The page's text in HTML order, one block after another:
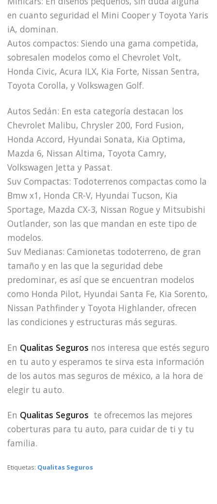
en cuanto seguridad el Mini Cooper y Toyota Yaris
iA, dominan.
Autos compactos: Siendo una gama competida,
sobresalen modelos como el Chevrolet Volt,
Honda Civic, Acura ILX, Kia Forte, Nissan Sentra,
Toyota Corolla, y Volkswagen Golf.
Autos Sedán: En esta categoría destacan los
Chevrolet Malibu, Chrysler 200, Ford Fusion,
Honda Accord, Hyundai Sonata, Kia Optima,
Mazda 6, Nissan Altima, Toyota Camry,
Volkswagen Jetta y Passat.
Suv Compactas: Todoterrenos compactas como la
Bmw x1, Honda CR-V, Hyundai Tucson, Kia
Sportage, Mazda CX-3, Nissan Rogue y Mitsubishi
Outlander, son las que mandan en este tipo de
modelos.
Suv Medianas: Camionetas todoterreno, de gran
tamaño y en las que la seguridad debe
predominar, es así que se encuentran modelos
como Honda Pilot, Hyundai Santa Fe, Kia Sorento,
Nissan Pathfinder y Toyota Highlander, ofrecen
las condiciones y estructuras más seguras.
En Qualitas Seguros nos interesa que estés seguro
en tu auto y esperamos te sirva esta información
de los autos mas seguros de méxico, a la hora de
elegir tu auto.
En Qualitas Seguros te ofrecemos las mejores
coberturas para tu auto, para cuidar de ti y tu
familia.
Etiquetas: Qualitas Seguros